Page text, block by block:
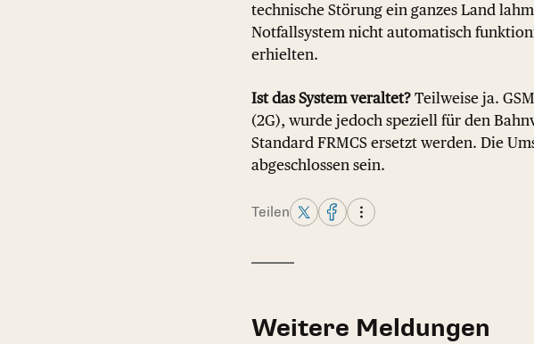
technische Störung ein ganzes Land
Notfallsystem nicht automatisch
erhielten.
Ist das System veraltet? Teilweise ja.
(2G), wurde jedoch speziell für den
Standard FRMCS ersetzt werden. Die
abgeschlossen sein.
Teilen
Weitere Meldungen